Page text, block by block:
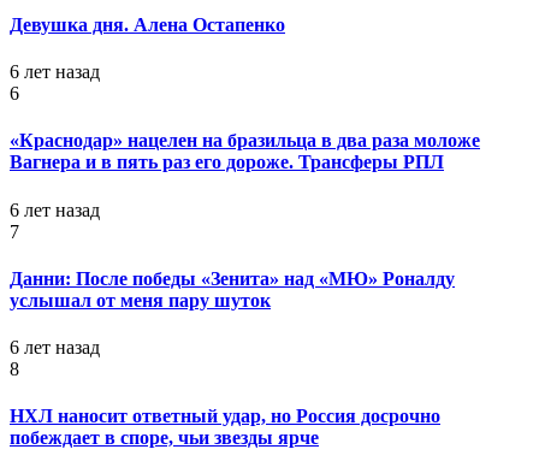
Девушка дня. Алена Остапенко
6 лет назад
6
«Краснодар» нацелен на бразильца в два раза моложе
Вагнера и в пять раз его дороже. Трансферы РПЛ
6 лет назад
7
Данни: После победы «Зенита» над «МЮ» Роналду
услышал от меня пару шуток
6 лет назад
8
НХЛ наносит ответный удар, но Россия досрочно
побеждает в споре, чьи звезды ярче